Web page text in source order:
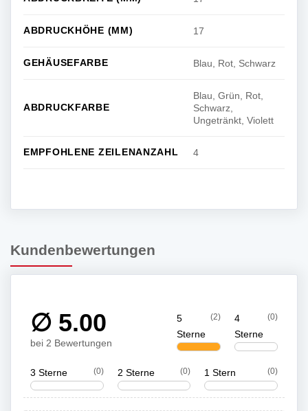
ABDRUCKHÖHE (MM) 17
GEHÄUSEFARBE Blau, Rot, Schwarz
ABDRUCKFARBE
Blau, Grün, Rot,
Schwarz,
Ungetränkt, Violett
EMPFOHLENE ZEILENANZAHL 4
Kundenbewertungen
∅ 5.00
bei 2 Bewertungen
5
Sterne
(2)
4
Sterne
(0)
3 Sterne (0) 2 Sterne (0) 1 Stern (0)